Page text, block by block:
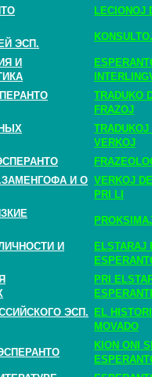
LECIONOJ
ЭСП.
И
TRADUKO
FRAZOJ
VERKOJ
И О VERKOJ
PRI LI
И
ELSTARAJ
PRI
ЭСП.
EL
MOVADO
KION ONI